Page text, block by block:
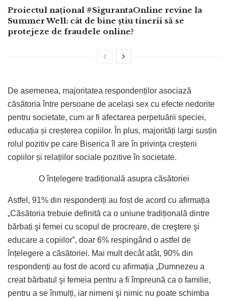
Proiectul național #SigurantaOnline revine la
Summer Well: cât de bine știu tinerii să se
protejeze de fraudele online?
De asemenea, majoritatea respondenților asociază
căsătoria între persoane de același sex cu efecte nedorite
pentru societate, cum ar fi afectarea perpetuării speciei,
educația și creșterea copiilor. În plus, majorități largi susțin
rolul pozitiv pe care Biserica îl are în privința creșterii
copiilor și relațiilor sociale pozitive în societate.
O înțelegere tradițională asupra căsătoriei
Astfel, 91% din respondenți au fost de acord cu afirmația
„Căsătoria trebuie definită ca o uniune tradițională dintre
bărbați şi femei cu scopul de procreare, de creştere şi
educare a copiilor”, doar 6% respingând o astfel de
înțelegere a căsătoriei. Mai mult decât atât, 90% din
respondenți au fost de acord cu afirmația „Dumnezeu a
creat bărbatul şi femeia pentru a fi împreună ca o familie,
pentru a se înmulți, iar nimeni şi nimic nu poate schimba